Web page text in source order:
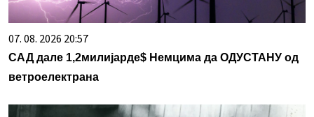
07. 08. 2026 20:57
САД дале 1,2милијарде$ Немцима да ОДУСТАНУ од
ветроелектрана